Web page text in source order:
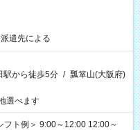
遣先による
駅から徒歩5分 / 瓢箪山(大阪府)
選べます